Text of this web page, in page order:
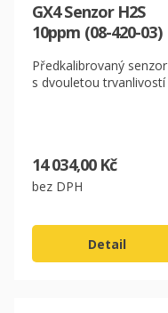
GX4 Senzor H2S
10ppm (08-420-03)
Předkalibrovaný senzor
s dvouletou trvanlivostí
14 034,00 Kč
bez DPH
Detail